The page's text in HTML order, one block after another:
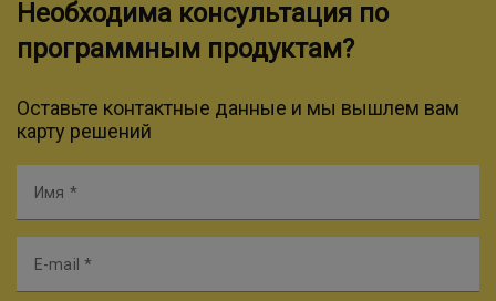
Необходима консультация по
программным продуктам?
Оставьте контактные данные и мы вышлем вам
карту решений
Имя
E-mail